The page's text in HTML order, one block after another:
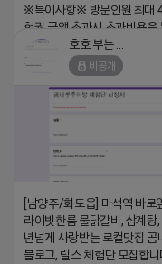
※특이사항※ 방문인원 최대
험권 금액 초과시 초과비용은
2026-04-18 17:18
비공개
[남양주/화도읍] 마석역 바로
라이빗한룸 물닭갈비, 삼계
년넘게 사랑받는 로컬맛집 곰
블로그, 릴스 체험단 모집합